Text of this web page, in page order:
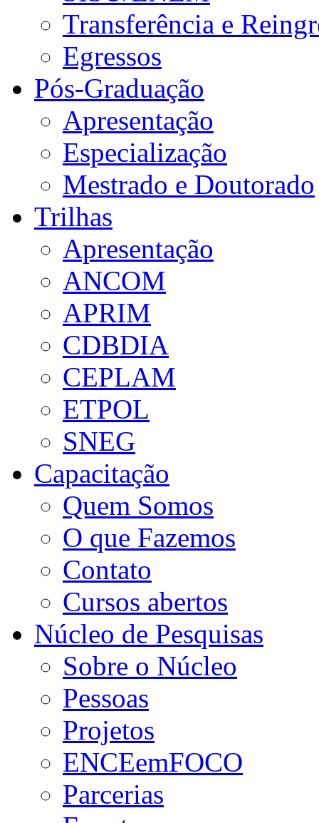
Transferência e
Egressos
Pós-Graduação
Apresentação
Especialização
Mestrado e Doutorado
Trilhas
Apresentação
ANCOM
APRIM
CDBDIA
CEPLAM
ETPOL
SNEG
Capacitação
Quem Somos
O que Fazemos
Contato
Cursos abertos
Núcleo de Pesquisas
Sobre o Núcleo
Pessoas
Projetos
ENCEemFOCO
Parcerias